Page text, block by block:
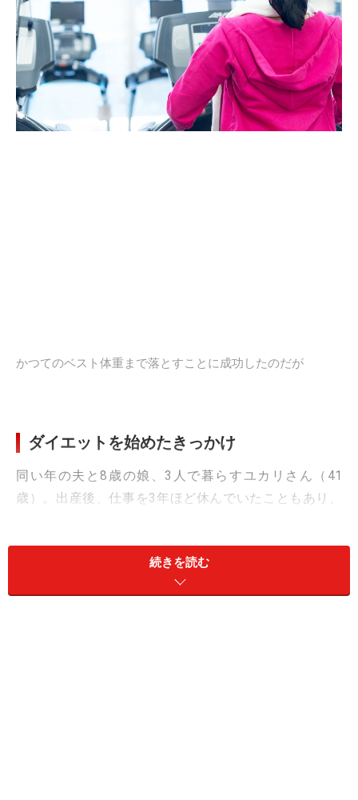
かつてのベスト体重まで落とすことに成功したのだが
ダイエットを始めたきっかけ
同い年の夫と8歳の娘、3人で暮らすユカリさん（41
歳）。出産後、仕事を3年ほど休んでいたこともあり、
「160センチで49キロから50キロ。それがベストだった
んですが、おそらく産後、休んでいるときに5キロくら
続きを読む